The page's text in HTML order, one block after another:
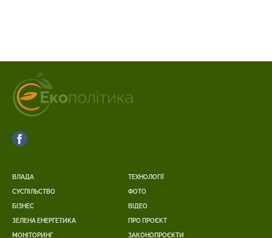
ВЛАДА
СУСПІЛЬСТВО
БІЗНЕС
ЗЕЛЕНА ЕНЕРГЕТИКА
МОНІТОРИНГ
ТЕХНОЛОГІЇ
ФОТО
ВІДЕО
ПРО ПРОЄКТ
ЗАКОНОПРОЄКТИ